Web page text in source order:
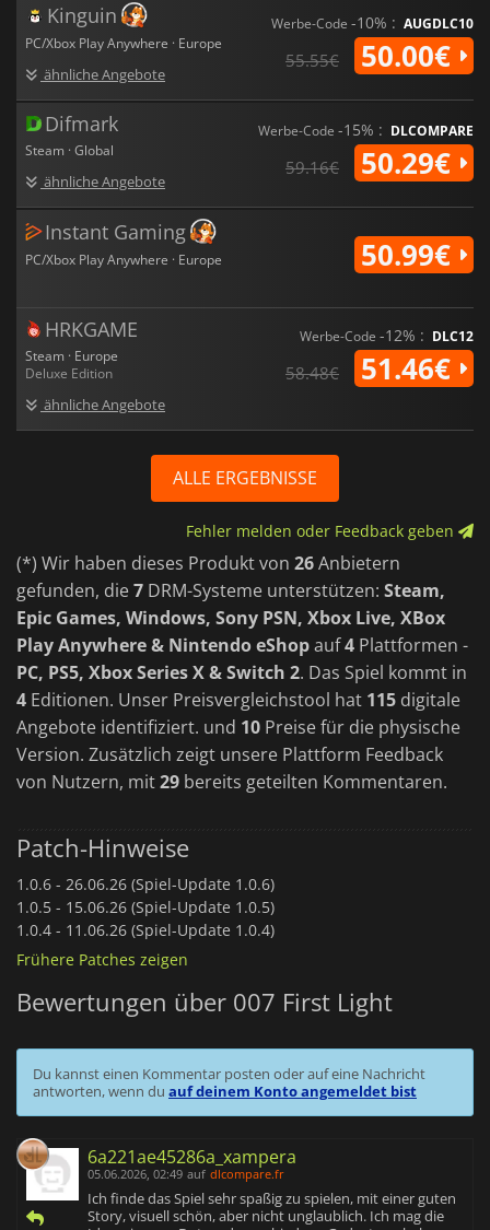
Kinguin
PC/Xbox Play Anywhere · Europe
ähnliche Angebote
Werbe-Code -10% : AUGDLC10
55.55€ 50.00€
Difmark
Steam · Global
ähnliche Angebote
Werbe-Code -15% : DLCOMPARE
59.16€ 50.29€
Instant Gaming
PC/Xbox Play Anywhere · Europe 50.99€
HRKGAME
Steam · Europe
Deluxe Edition
ähnliche Angebote
Werbe-Code -12% : DLC12
58.48€ 51.46€
ALLE ERGEBNISSE
Fehler melden oder Feedback geben
(*) Wir haben dieses Produkt von 26Anbietern
gefunden, die7 DRM-Systeme unterstützen: Steam,
Epic Games, Windows, Sony PSN, Xbox Live, XBox
Play Anywhere & Nintendo eShopauf4 Plattformen -
PC, PS5, Xbox Series X & Switch 2. Das Spiel kommt in
4 Editionen. Unser Preisvergleichstool hat 115 digitale
Angebote identifiziert. und 10 Preise für die physische
Version. Zusätzlich zeigt unsere Plattform Feedback
von Nutzern, mit29 bereits geteilten Kommentaren.
Patch-Hinweise
1.0.6 - 26.06.26 (Spiel-Update 1.0.6)
1.0.5 - 15.06.26 (Spiel-Update 1.0.5)
1.0.4 - 11.06.26 (Spiel-Update 1.0.4)
Frühere Patches zeigen
Bewertungen über 007 First Light
Du kannst einen Kommentar posten oder auf eine Nachricht
antworten, wenn du auf deinem Konto angemeldet bist
6a221ae45286a_xampera
05.06.2026, 02:49 auf dlcompare.fr
Ich finde das Spiel sehr spaßig zu spielen, mit einer guten
Story, visuell schön, aber nicht unglaublich. Ich mag die